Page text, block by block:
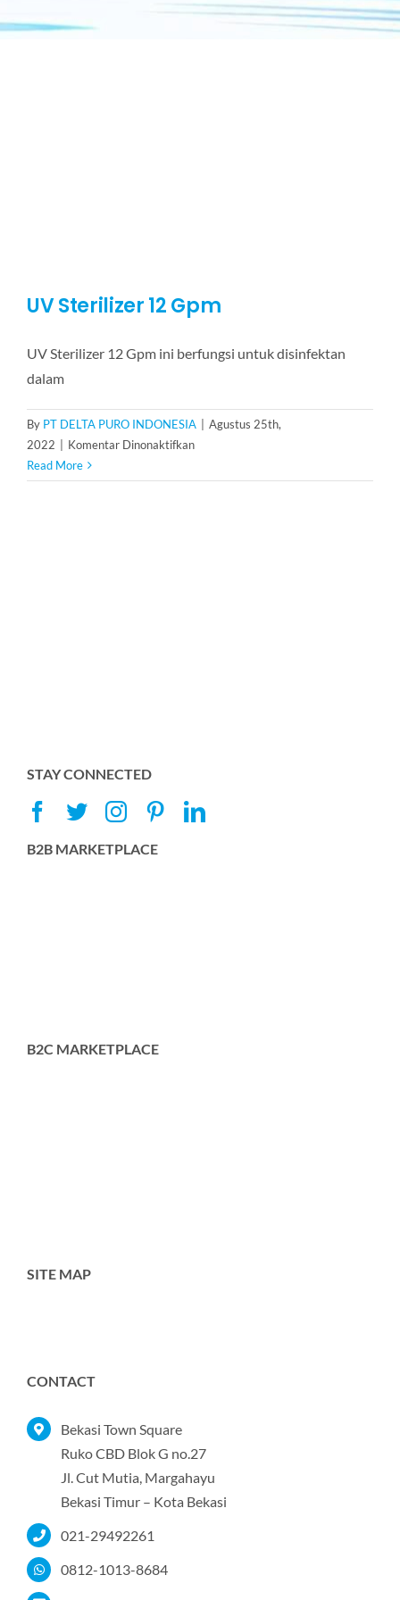
UV Sterilizer 12 Gpm
UV Sterilizer 12 Gpm ini berfungsi untuk disinfektan
dalam
By PT DELTA PURO INDONESIA
Agustus 25th,
2022
Komentar Dinonaktifkanpada
Sterilizer
Read More
STAY CONNECTED
B2B MARKETPLACE
B2C MARKETPLACE
SITE MAP
Tentang Kami
Produk
Portofolio
CONTACT
Bekasi Town Square
Ruko CBD Blok G no.27
Jl. Cut Mutia, Margahayu
Bekasi Timur – Kota Bekasi
021-29492261
0812-1013-8684